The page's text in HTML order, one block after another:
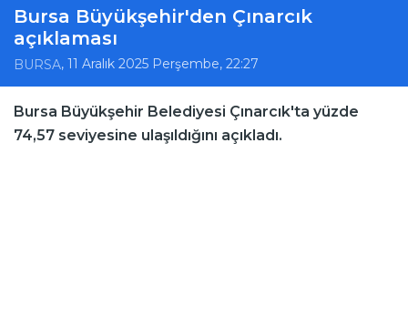
Bursa Büyükşehir'den Çınarcık
açıklaması
BURSA, 11 Aralık 2025 Perşembe, 22:27
Bursa Büyükşehir Belediyesi Çınarcık'ta yüzde
74,57 seviyesine ulaşıldığını açıkladı.